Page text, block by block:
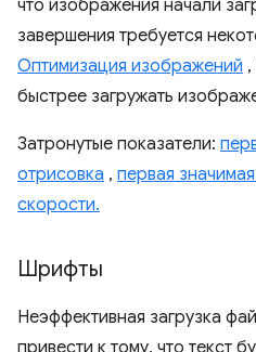
что изображения начали
завершения требуется
Оптимизация изображений
быстрее загружать
Затронутые показатели:
отрисовка , первая
скорости.
Шрифты
Неэффективная загрузка
привести к тому, что текст